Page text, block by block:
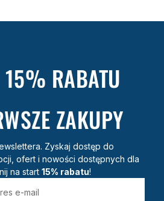
15% RABATU
ZAKUPY
Zyskaj dostęp do
ofert i nowości dostępnych dla
na start 15% rabatu!